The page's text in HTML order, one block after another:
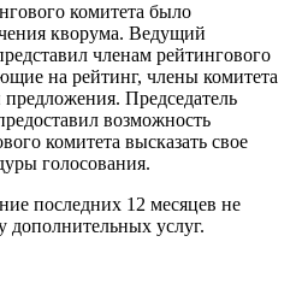
комитета было
кворума. Ведущий
членам рейтингового
на рейтинг, члены комитета
Председатель
возможность
комитета высказать свое
голосования.
последних 12 месяцев не
дополнительных услуг.